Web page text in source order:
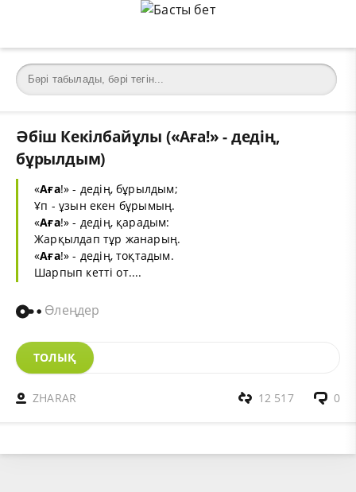
Әбіш Кекілбайұлы («Аға!» - дедің,
бұрылдым)
«Аға!» - дедің, бұрылдым;
Ұп - ұзын екен бұрымың.
«Аға!» - дедің, қарадым:
Жарқылдап тұр жанарың.
«Аға!» - дедің, тоқтадым.
Шарпып кетті от....
Өлеңдер
ТОЛЫҚ
ZHARAR 0
12 517